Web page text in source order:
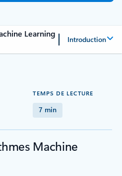
Learning
Introduction
TEMPS DE LECTURE
7 min
Machine